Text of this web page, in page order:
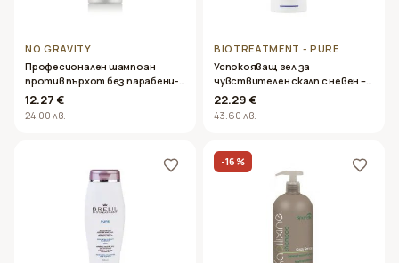
NO GRAVITY
Професионален шампоан
против пърхот без парабени-
Oyster Cutinol Stardust
Shampoo 250ml
12.27 €
24.00 лв.
BIOTREATMENT - PURE
Успокояващ гел за
чувствителен скалп с невен –
Brelil – Biotreatment Pure Calming
Gel 100ml
22.29 €
43.60 лв.
-16 %